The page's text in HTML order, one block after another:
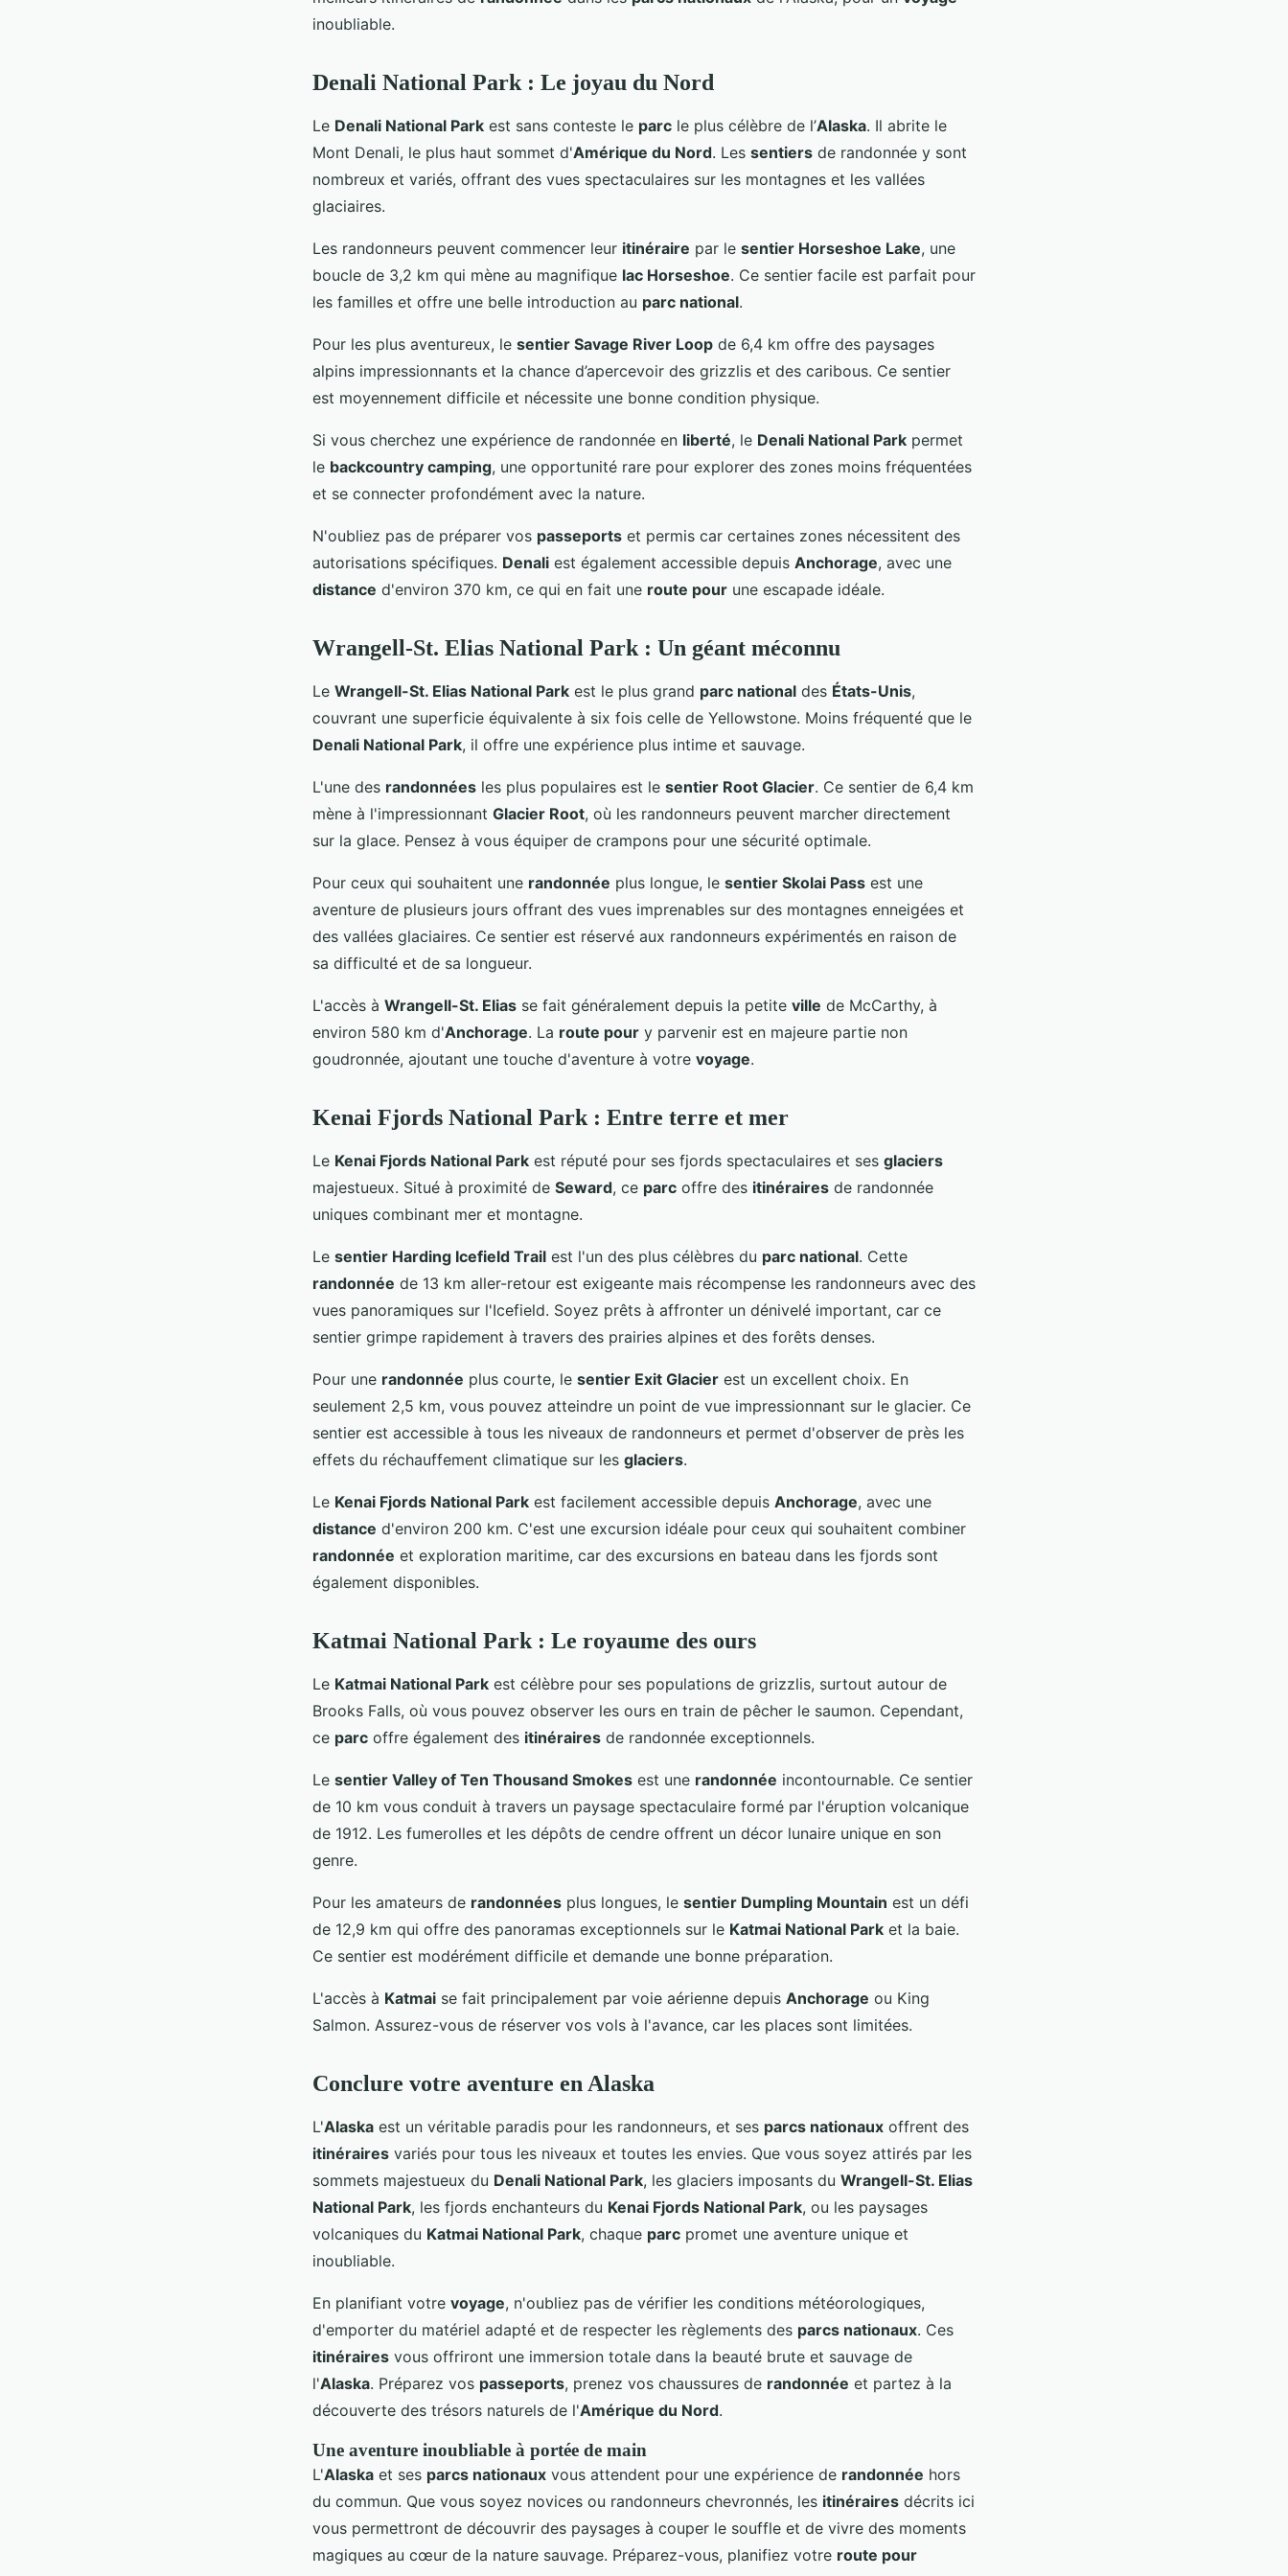
inoubliable.
Denali National Park : Le joyau du Nord
Le Denali National Park est sans conteste le parc le plus célèbre de l’Alaska. Il abrite le
Mont Denali, le plus haut sommet d'Amérique du Nord. Les sentiers de randonnée y sont
nombreux et variés, offrant des vues spectaculaires sur les montagnes et les vallées
glaciaires.
Les randonneurs peuvent commencer leur itinéraire par le sentier Horseshoe Lake, une
boucle de 3,2 km qui mène au magnifique lac Horseshoe. Ce sentier facile est parfait pour
les familles et offre une belle introduction au parc national.
Pour les plus aventureux, le sentier Savage River Loop de 6,4 km offre des paysages
alpins impressionnants et la chance d’apercevoir des grizzlis et des caribous. Ce sentier
est moyennement difficile et nécessite une bonne condition physique.
Si vous cherchez une expérience de randonnée en liberté, le Denali National Park permet
le backcountry camping, une opportunité rare pour explorer des zones moins fréquentées
et se connecter profondément avec la nature.
N'oubliez pas de préparer vos passeports et permis car certaines zones nécessitent des
autorisations spécifiques. Denali est également accessible depuis Anchorage, avec une
distance d'environ 370 km, ce qui en fait une route pour une escapade idéale.
Wrangell-St. Elias National Park : Un géant méconnu
Le Wrangell-St. Elias National Park est le plus grand parc national des États-Unis,
couvrant une superficie équivalente à six fois celle de Yellowstone. Moins fréquenté que le
Denali National Park, il offre une expérience plus intime et sauvage.
L'une des randonnées les plus populaires est le sentier Root Glacier. Ce sentier de 6,4 km
mène à l'impressionnant Glacier Root, où les randonneurs peuvent marcher directement
sur la glace. Pensez à vous équiper de crampons pour une sécurité optimale.
Pour ceux qui souhaitent une randonnée plus longue, le sentier Skolai Pass est une
aventure de plusieurs jours offrant des vues imprenables sur des montagnes enneigées et
des vallées glaciaires. Ce sentier est réservé aux randonneurs expérimentés en raison de
sa difficulté et de sa longueur.
L'accès à Wrangell-St. Elias se fait généralement depuis la petite ville de McCarthy, à
environ 580 km d'Anchorage. La route pour y parvenir est en majeure partie non
goudronnée, ajoutant une touche d'aventure à votre voyage.
Kenai Fjords National Park : Entre terre et mer
Le Kenai Fjords National Park est réputé pour ses fjords spectaculaires et ses glaciers
majestueux. Situé à proximité de Seward, ce parc offre des itinéraires de randonnée
uniques combinant mer et montagne.
Le sentier Harding Icefield Trail est l'un des plus célèbres du parc national. Cette
randonnée de 13 km aller-retour est exigeante mais récompense les randonneurs avec des
vues panoramiques sur l'Icefield. Soyez prêts à affronter un dénivelé important, car ce
sentier grimpe rapidement à travers des prairies alpines et des forêts denses.
Pour une randonnée plus courte, le sentier Exit Glacier est un excellent choix. En
seulement 2,5 km, vous pouvez atteindre un point de vue impressionnant sur le glacier. Ce
sentier est accessible à tous les niveaux de randonneurs et permet d'observer de près les
effets du réchauffement climatique sur les glaciers.
Le Kenai Fjords National Park est facilement accessible depuis Anchorage, avec une
distance d'environ 200 km. C'est une excursion idéale pour ceux qui souhaitent combiner
randonnée et exploration maritime, car des excursions en bateau dans les fjords sont
également disponibles.
Katmai National Park : Le royaume des ours
Le Katmai National Park est célèbre pour ses populations de grizzlis, surtout autour de
Brooks Falls, où vous pouvez observer les ours en train de pêcher le saumon. Cependant,
ce parc offre également des itinéraires de randonnée exceptionnels.
Le sentier Valley of Ten Thousand Smokes est une randonnée incontournable. Ce sentier
de 10 km vous conduit à travers un paysage spectaculaire formé par l'éruption volcanique
de 1912. Les fumerolles et les dépôts de cendre offrent un décor lunaire unique en son
genre.
Pour les amateurs de randonnées plus longues, le sentier Dumpling Mountain est un défi
de 12,9 km qui offre des panoramas exceptionnels sur le Katmai National Park et la baie.
Ce sentier est modérément difficile et demande une bonne préparation.
L'accès à Katmai se fait principalement par voie aérienne depuis Anchorage ou King
Salmon. Assurez-vous de réserver vos vols à l'avance, car les places sont limitées.
Conclure votre aventure en Alaska
L'Alaska est un véritable paradis pour les randonneurs, et ses parcs nationaux offrent des
itinéraires variés pour tous les niveaux et toutes les envies. Que vous soyez attirés par les
sommets majestueux du Denali National Park, les glaciers imposants du Wrangell-St. Elias
National Park, les fjords enchanteurs du Kenai Fjords National Park, ou les paysages
volcaniques du Katmai National Park, chaque parc promet une aventure unique et
inoubliable.
En planifiant votre voyage, n'oubliez pas de vérifier les conditions météorologiques,
d'emporter du matériel adapté et de respecter les règlements des parcs nationaux. Ces
itinéraires vous offriront une immersion totale dans la beauté brute et sauvage de
l'Alaska. Préparez vos passeports, prenez vos chaussures de randonnée et partez à la
découverte des trésors naturels de l'Amérique du Nord.
Une aventure inoubliable à portée de main
L'Alaska et ses parcs nationaux vous attendent pour une expérience de randonnée hors
du commun. Que vous soyez novices ou randonneurs chevronnés, les itinéraires décrits ici
vous permettront de découvrir des paysages à couper le souffle et de vivre des moments
magiques au cœur de la nature sauvage. Préparez-vous, planifiez votre route pour